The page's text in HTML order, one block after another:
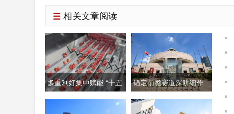
相关文章阅读
多重利好集中赋能 “十五
五”生物制造迈入万亿级
锚定前瞻赛道深耕细作
系统培育壮大高质量未